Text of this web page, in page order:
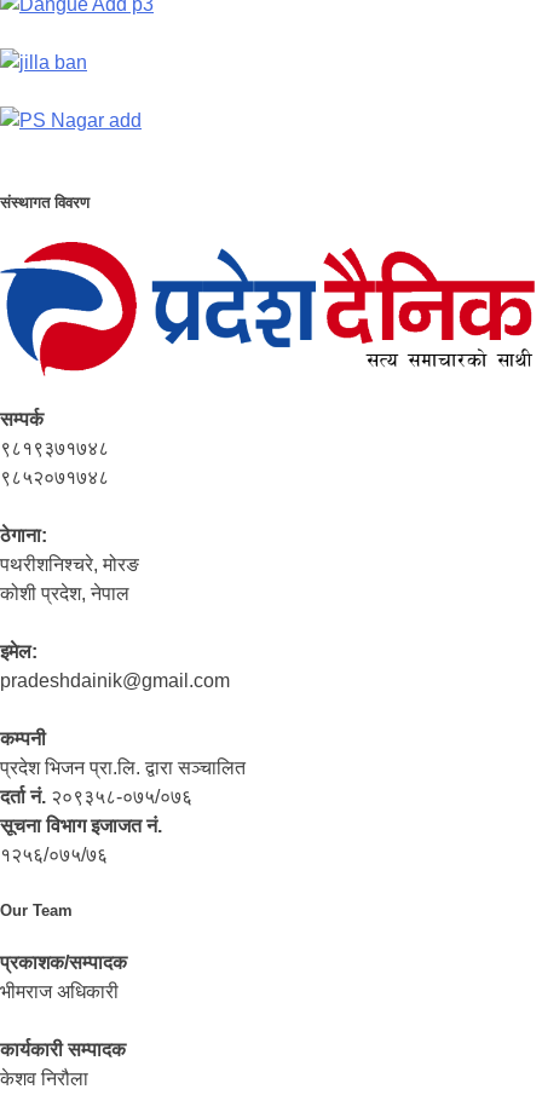
संस्थागत विवरण
सम्पर्क
९८१९३७१७४८
९८५२०७१७४८
ठेगाना:
पथरीशनिश्‍चरे, मोरङ
कोशी प्रदेश, नेपाल
इमेल:
pradeshdainik@gmail.com
कम्पनी
प्रदेश भिजन प्रा.लि. द्वारा सञ्‍चालित
दर्ता नं. २०९३५८-०७५/०७६
सूचना विभाग इजाजत नं.
१२५६/०७५/७६
Our Team
प्रकाशक/सम्पादक
भीमराज अधिकारी
कार्यकारी सम्पादक
केशव निरौला